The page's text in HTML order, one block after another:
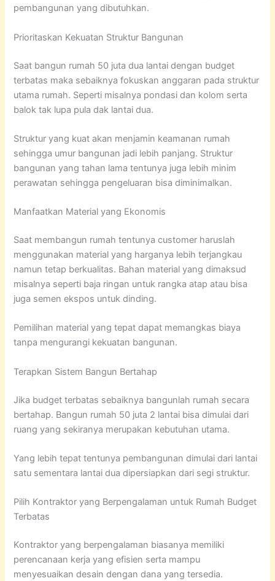
pembangunan yang dibutuhkan.
Prioritaskan Kekuatan Struktur Bangunan
Saat bangun rumah 50 juta dua lantai dengan budget
terbatas maka sebaiknya fokuskan anggaran pada struktur
utama rumah. Seperti misalnya pondasi dan kolom serta
balok tak lupa pula dak lantai dua.
Struktur yang kuat akan menjamin keamanan rumah
sehingga umur bangunan jadi lebih panjang. Struktur
bangunan yang tahan lama tentunya juga lebih minim
perawatan sehingga pengeluaran bisa diminimalkan.
Manfaatkan Material yang Ekonomis
Saat membangun rumah tentunya customer haruslah
menggunakan material yang harganya lebih terjangkau
namun tetap berkualitas. Bahan material yang dimaksud
misalnya seperti baja ringan untuk rangka atap atau bisa
juga semen ekspos untuk dinding.
Pemilihan material yang tepat dapat memangkas biaya
tanpa mengurangi kekuatan bangunan.
Terapkan Sistem Bangun Bertahap
Jika budget terbatas sebaiknya bangunlah rumah secara
bertahap. Bangun rumah 50 juta 2 lantai bisa dimulai dari
ruang yang sekiranya merupakan kebutuhan utama.
Yang lebih tepat tentunya pembangunan dimulai dari lantai
satu sementara lantai dua dipersiapkan dari segi struktur.
Pilih Kontraktor yang Berpengalaman untuk Rumah Budget
Terbatas
Kontraktor yang berpengalaman biasanya memiliki
perencanaan kerja yang efisien serta mampu
menyesuaikan desain dengan dana yang tersedia.